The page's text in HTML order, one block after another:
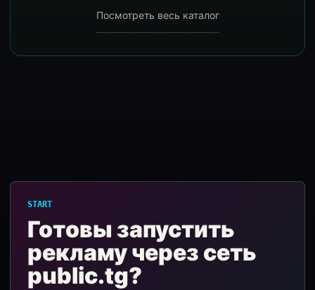
Посмотреть весь каталог
START
Готовы запустить
рекламу через сеть
public.tg?